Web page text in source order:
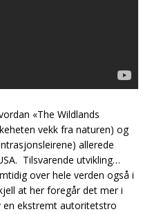
«The Wildlands
vekk fra naturen) og
allerede
Tilsvarende utvikling…
over hele verden også i
at her foregår det mer i
en ekstremt autoritetstro